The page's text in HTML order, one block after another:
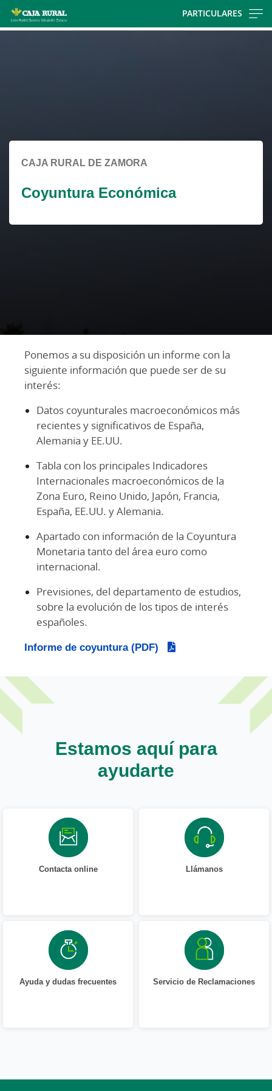
PARTICULARES
CAJA RURAL DE ZAMORA
Coyuntura Económica
Ponemos a su disposición un informe con la
siguiente información que puede ser de su
interés:
Datos coyunturales macroeconómicos más
recientes y significativos de España,
Alemania y EE.UU.
Tabla con los principales Indicadores
Internacionales macroeconómicos de la
Zona Euro, Reino Unido, Japón, Francia,
España, EE.UU. y Alemania.
Apartado con información de la Coyuntura
Monetaria tanto del área euro como
internacional.
Previsiones, del departamento de estudios,
sobre la evolución de los tipos de interés
españoles.
Informe de coyuntura (PDF)
Estamos aquí para
ayudarte
Contacta online Llámanos
Ayuda y dudas frecuentes Servicio de Reclamaciones